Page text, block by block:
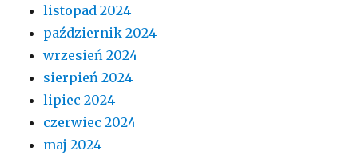
listopad 2024
październik 2024
wrzesień 2024
sierpień 2024
lipiec 2024
czerwiec 2024
maj 2024